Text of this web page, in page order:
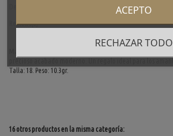
Reviews(0)
Talla: 18. Peso: 10.3gr.
16 otros productos en la misma categoría:
RECHAZAR TODO
ACEPTO